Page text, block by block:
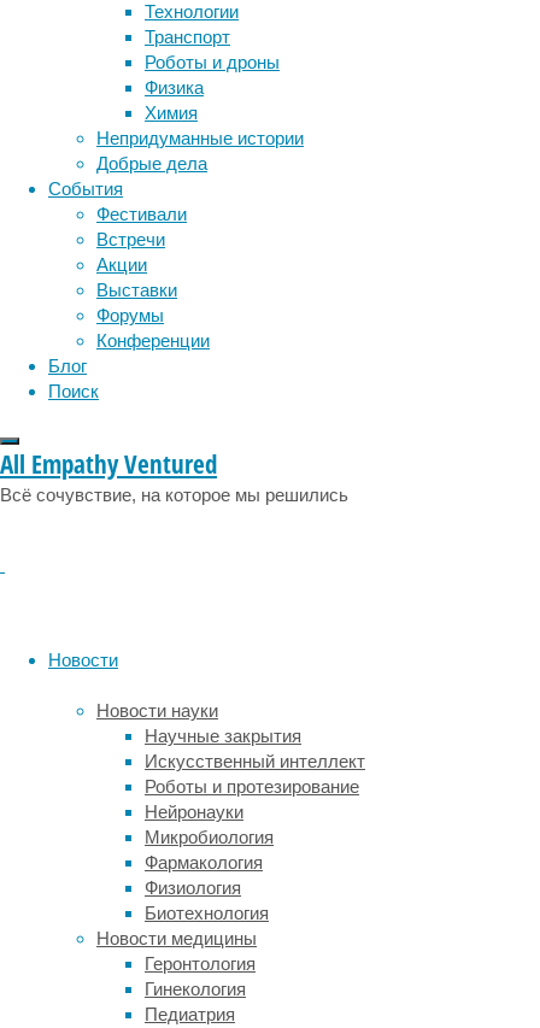
Технологии
Транспорт
Роботы и дроны
Физика
Химия
Непридуманные истории
Добрые дела
События
Фестивали
Встречи
Акции
Выставки
Форумы
Конференции
Блог
Поиск
All Empathy Ventured
Всё сочувствие, на которое мы решились
Новости
Новости науки
Научные закрытия
Искусственный интеллект
Роботы и протезирование
Нейронауки
Микробиология
Фармакология
Физиология
Биотехнология
Новости медицины
Геронтология
Гинекология
Педиатрия
человеческим
геномом
произошло
самое:
«слов»
мы
что
можем
многие
гены
уже
не
забывать,
что
значение
«слов»
может
меняться
при
взаимодействии
друг
с
другом
молекулярно-
инструменты и методы
исследования
лекарства медицина
мозг наука неврология
нейробиология
нейрофизиология
поведение
сон социальные проблемы
физиология
эмоции эпидемия